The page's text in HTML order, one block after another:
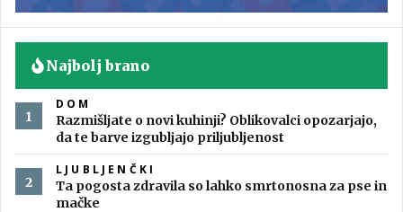
Najbolj brano
DOM
Razmišljate o novi kuhinji? Oblikovalci opozarjajo,
da te barve izgubljajo priljubljenost
LJUBLJENČKI
Ta pogosta zdravila so lahko smrtonosna za pse in
mačke